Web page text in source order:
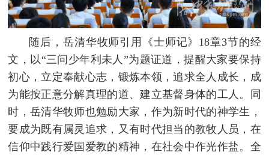
随后，岳清华牧师引用《士师记》18章3节的经
文，以“三问少年利未人”为题证道，提醒大家要保持
初心，立定奉献心志，锻炼本领，追求全人成长，成
为能按正意分解真理的道、建立基督身体的工人。同
时，岳清华牧师也勉励大家，作为新时代的神学生，
要成为既有属灵追求，又有时代担当的教牧人员，在
信仰中践行爱国爱教的精神，在社会中作光作盐。全